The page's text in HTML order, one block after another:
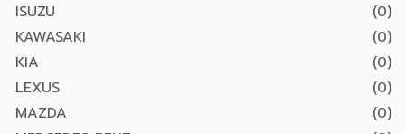
ISUZU
(0)
KAWASAKI
(0)
KIA
(0)
LEXUS
(0)
MAZDA
(0)